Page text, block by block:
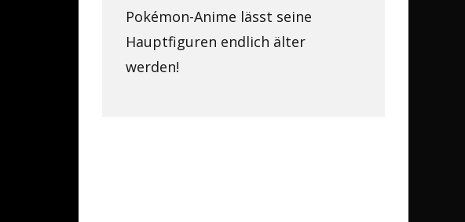
Pokémon-Anime lässt seine
Hauptfiguren endlich älter
werden!